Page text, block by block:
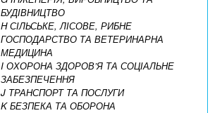
БУДІВНИЦТВО
H СІЛЬСЬКЕ, ЛІСОВЕ, РИБНЕ
ГОСПОДАРСТВО ТА ВЕТЕРИНАРНА
МЕДИЦИНА
I ОХОРОНА ЗДОРОВ’Я ТА СОЦІАЛЬНЕ
ЗАБЕЗПЕЧЕННЯ
J ТРАНСПОРТ ТА ПОСЛУГИ
K БЕЗПЕКА ТА ОБОРОНА